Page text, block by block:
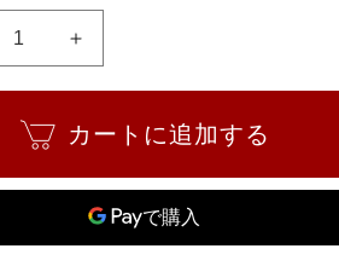
陶
置
フ
ィ
カートに追加する